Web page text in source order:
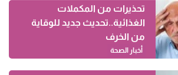
تحذيرات من المكملات
الغذائية..تحديث جديد للوقاية
من الخرف
أخبار الصحة